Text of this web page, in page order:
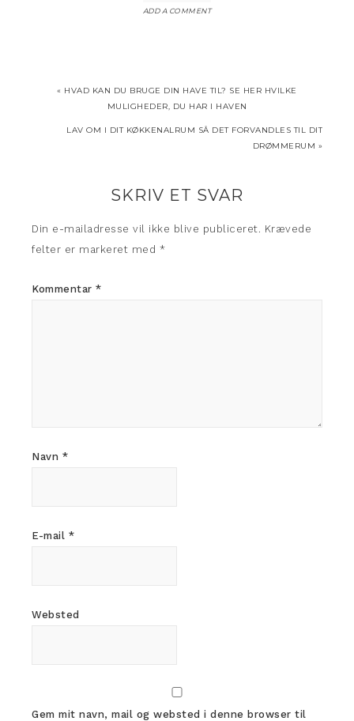
ADD A COMMENT
« HVAD KAN DU BRUGE DIN HAVE TIL? SE HER HVILKE
MULIGHEDER, DU HAR I HAVEN
LAV OM I DIT KØKKENALRUM SÅ DET FORVANDLES TIL DIT
DRØMMERUM »
SKRIV ET SVAR
Din e-mailadresse vil ikke blive publiceret. Krævede
felter er markeret med *
Kommentar *
Navn *
E-mail *
Websted
Gem mit navn, mail og websted i denne browser til